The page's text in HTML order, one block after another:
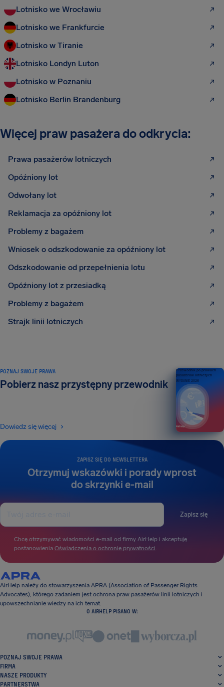
Lotnisko we Wrocławiu
Lotnisko we Frankfurcie
Lotnisko w Tiranie
Lotnisko Londyn Luton
Lotnisko w Poznaniu
Lotnisko Berlin Brandenburg
Więcej praw pasażera do odkrycia:
Prawa pasażerów lotniczych
Opóźniony lot
Odwołany lot
Reklamacja za opóźniony lot
Problemy z bagażem
Wniosek o odszkodowanie za opóźniony lot
Odszkodowanie od przepełnienia lotu
Opóźniony lot z przesiadką
Problemy z bagażem
Strajk linii lotniczych
ZAPISZ SIĘ DO NEWSLETTERA
Otrzymuj wskazówki i porady wprost
do skrzynki e-mail
Zapisz się
Chcę otrzymywać wiadomości e-mail od firmy AirHelp i akceptuję
postanowienia Oświadczenia o ochronie prywatności.
POZNAJ SWOJE PRAWA
Pobierz nasz przystępny przewodnik
Dowiedz się więcej
Przewodnik po prawach
pasażerów lotniczych
WYDANIE 2026
AirHelp należy do stowarzyszenia APRA (Association of Passenger Rights
Advocates), którego zadaniem jest ochrona praw pasażerów linii lotniczych i
upowszechnianie wiedzy na ich temat.
O AIRHELP PISANO W:
POZNAJ SWOJE PRAWA
FIRMA
NASZE PRODUKTY
PARTNERSTWA